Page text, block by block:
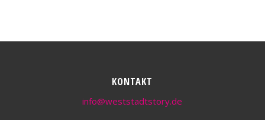
KONTAKT
info@weststadtstory.de